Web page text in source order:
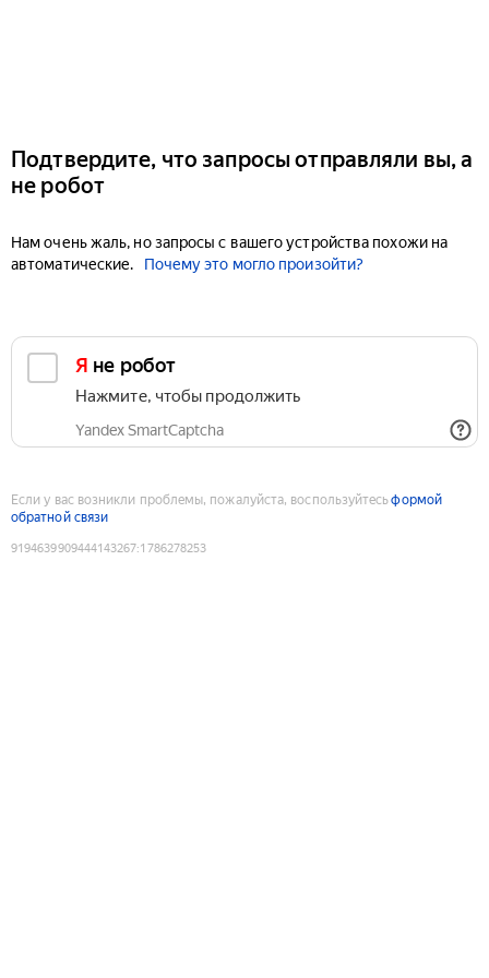
Подтвердите, что запросы отправляли вы, а
не робот
Нам очень жаль, но запросы с вашего устройства похожи на
автоматические.
Почему это могло произойти?
Я не робот
Нажмите, чтобы продолжить
Yandex SmartCaptcha
Если у вас возникли проблемы, пожалуйста, воспользуйтесьформой
обратной связи
9194639909444143267:1786278253